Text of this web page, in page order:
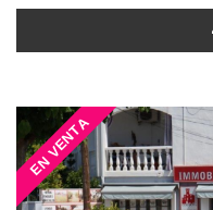
EN VENTA